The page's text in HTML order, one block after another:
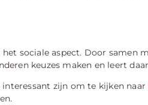
sociale aspect. Door samen
keuzes maken en leert
zijn om te kijken naar